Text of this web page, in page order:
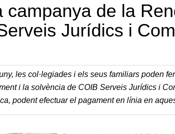
campanya de la
Jurídics i
les col·legiades i els seus familiars poden
i la solvència de COIB Serveis Jurídics i
podent efectuar el pagament en línia en